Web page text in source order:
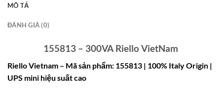
MÔ TẢ
ĐÁNH GIÁ (0)
155813 – 300VA Riello VietNam
Riello Vietnam – Mã sản phẩm: 155813 | 100% Italy Origin |
UPS mini hiệu suất cao